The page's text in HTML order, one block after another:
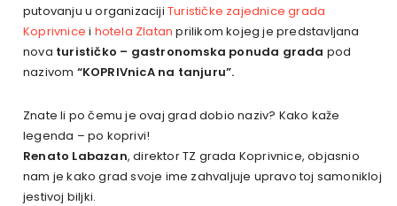
putovanju u organizaciji Turističke zajednice grada
Koprivnice i hotela Zlatan prilikom kojeg je predstavljana
nova turističko – gastronomska ponuda grada pod
nazivom “KOPRIVnicA na tanjuru”.
Znate li po čemu je ovaj grad dobio naziv? Kako kaže
legenda – po koprivi!
Renato Labazan, direktor TZ grada Koprivnice, objasnio
nam je kako grad svoje ime zahvaljuje upravo toj samonikloj
jestivoj biljki.